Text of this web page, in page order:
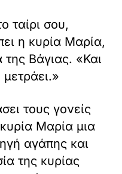
ταίρι σου,
η κυρία Μαρία,
Βάγιας. «Και
τους γονείς
Μαρία μια
αγάπης και
της κυρίας